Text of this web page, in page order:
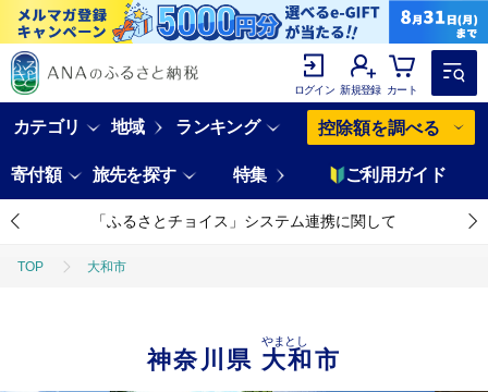
ログイン 新規登録 カート
カテゴリ 地域 ランキング 控除額を調べる
寄付額 旅先を探す 特集 ご利用ガイド
「ふるさとチョイス」システム連携に関して
TOP 大和市
神奈川県 大和市
やまとし